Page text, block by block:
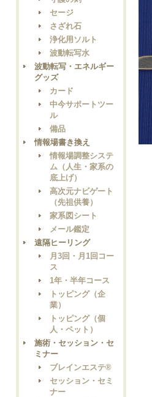
セージ
さざれ石
浄化用ソルト
波動転写水
波動転写・エネルギー
グッズ
カード
中今サポートツー
ル
備品
情報場書き換え
情報場調整システ
ム（人生・家系の
底上げ）
高次元ナビゲート
（先祖供養）
家系図シート
メール鑑定
遠隔ヒーリング
月3回・月1回コー
ス
1年・半年コース
トッピング（企
業）
トッピング（個
人・ペット）
施術・セッション・セ
ミナー
ブレインエステ®
セッション・セミ
ナー